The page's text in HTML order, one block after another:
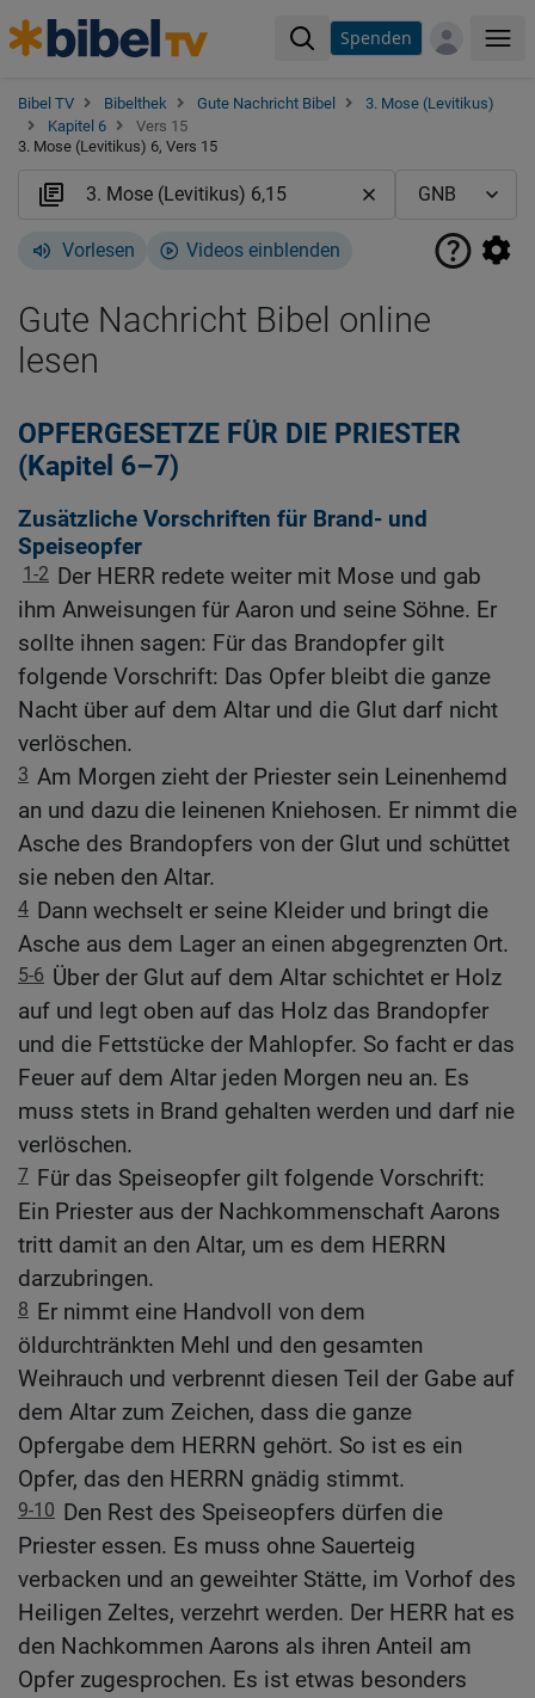
Spenden
Bibel TV Bibelthek Gute Nachricht Bibel
3. Mose (Levitikus)
Kapitel 6
Vers 15
3. Mose (Levitikus) 6, Vers 15
Vorlesen Videos einblenden
Gute Nachricht Bibel online
lesen
OPFERGESETZE FÜR DIE PRIESTER
(Kapitel 6–7)
Zusätzliche Vorschriften für Brand- und
Speiseopfer
1-2 Der HERR redete weiter mit Mose und gab
ihm Anweisungen für Aaron und seine Söhne. Er
sollte ihnen sagen: Für das Brandopfer gilt
folgende Vorschrift: Das Opfer bleibt die ganze
Nacht über auf dem Altar und die Glut darf nicht
verlöschen.
3 Am Morgen zieht der Priester sein Leinenhemd
an und dazu die leinenen Kniehosen. Er nimmt die
Asche des Brandopfers von der Glut und schüttet
sie neben den Altar.
4 Dann wechselt er seine Kleider und bringt die
Asche aus dem Lager an einen abgegrenzten Ort.
5-6 Über der Glut auf dem Altar schichtet er Holz
auf und legt oben auf das Holz das Brandopfer
und die Fettstücke der Mahlopfer. So facht er das
Feuer auf dem Altar jeden Morgen neu an. Es
muss stets in Brand gehalten werden und darf nie
verlöschen.
7 Für das Speiseopfer gilt folgende Vorschrift:
Ein Priester aus der Nachkommenschaft Aarons
tritt damit an den Altar, um es dem HERRN
darzubringen.
8 Er nimmt eine Handvoll von dem
öldurchtränkten Mehl und den gesamten
Weihrauch und verbrennt diesen Teil der Gabe auf
dem Altar zum Zeichen, dass die ganze
Opfergabe dem HERRN gehört. So ist es ein
Opfer, das den HERRN gnädig stimmt.
9-10 Den Rest des Speiseopfers dürfen die
Priester essen. Es muss ohne Sauerteig
verbacken und an geweihter Stätte, im Vorhof des
Heiligen Zeltes, verzehrt werden. Der HERR hat es
den Nachkommen Aarons als ihren Anteil am
Opfer zugesprochen. Es ist etwas besonders